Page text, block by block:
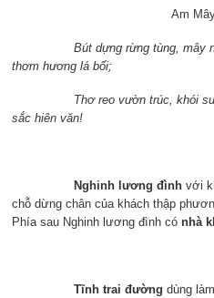
Am
Bút dựng rừng tùng, mây
thơm hương lá bối;
Thơ reo vườn trúc, khói sương
sắc hiên văn!
Nghinh lương đìnhvới
chỗ dừng chân của khách thập
Phía sau Nghinh lương đình có nhà
Tĩnh trai đường dùng